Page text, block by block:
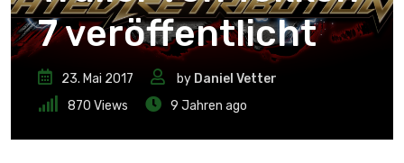
7 veröffentlicht
23. Mai 2017 by Daniel Vetter
870 Views 9 Jahren ago